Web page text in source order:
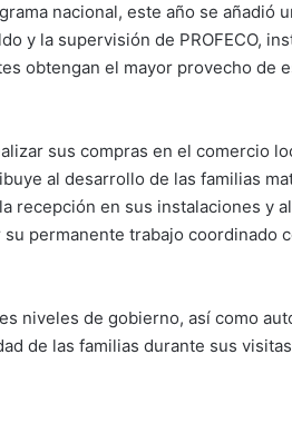
nacional, este año se añadió
y la supervisión de PROFECO,
obtengan el mayor provecho de
sus compras en el comercio
al desarrollo de las familias
recepción en sus instalaciones y
su permanente trabajo coordinado
niveles de gobierno, así como
de las familias durante sus